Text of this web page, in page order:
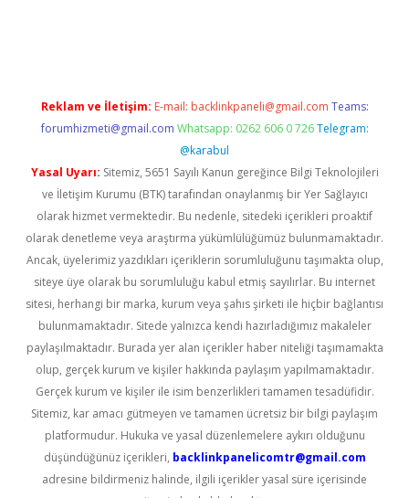
Reklam ve İletişim: E-mail: backlinkpaneli@gmail.com Teams:
forumhizmeti@gmail.com Whatsapp: 0262 606 0 726 Telegram:
@karabul
Yasal Uyarı: Sitemiz, 5651 Sayılı Kanun gereğince Bilgi Teknolojileri
ve İletişim Kurumu (BTK) tarafından onaylanmış bir Yer Sağlayıcı
olarak hizmet vermektedir. Bu nedenle, sitedeki içerikleri proaktif
olarak denetleme veya araştırma yükümlülüğümüz bulunmamaktadır.
Ancak, üyelerimiz yazdıkları içeriklerin sorumluluğunu taşımakta olup,
siteye üye olarak bu sorumluluğu kabul etmiş sayılırlar. Bu internet
sitesi, herhangi bir marka, kurum veya şahıs şirketi ile hiçbir bağlantısı
bulunmamaktadır. Sitede yalnızca kendi hazırladığımız makaleler
paylaşılmaktadır. Burada yer alan içerikler haber niteliği taşımamakta
olup, gerçek kurum ve kişiler hakkında paylaşım yapılmamaktadır.
Gerçek kurum ve kişiler ile isim benzerlikleri tamamen tesadüfidir.
Sitemiz, kar amacı gütmeyen ve tamamen ücretsiz bir bilgi paylaşım
platformudur. Hukuka ve yasal düzenlemelere aykırı olduğunu
düşündüğünüz içerikleri, backlinkpanelicomtr@gmail.com
adresine bildirmeniz halinde, ilgili içerikler yasal süre içerisinde